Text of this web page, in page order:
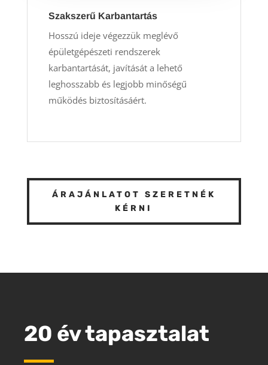
Szakszerű Karbantartás
Hosszú ideje végezzük meglévő
épületgépészeti rendszerek
karbantartását, javítását a lehető
leghosszabb és legjobb minőségű
működés biztosításáért.
ÁRAJÁNLATOT SZERETNÉK
KÉRNI
20 év tapasztalat